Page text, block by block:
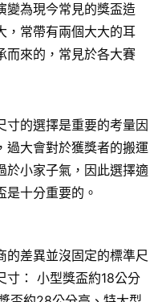
變為現今常見的獎盃造
，常帶有兩個大大的耳
而來的，常見於各大賽
寸的選擇是重要的考量因
過大會對於獲獎者的搬運
於小家子氣，因此選擇適
是十分重要的。
的差異並沒固定的標準尺
寸： 小型獎盃約18公分